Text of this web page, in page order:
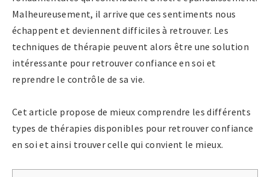
Malheureusement, il arrive que ces sentiments nous
échappent et deviennent difficiles à retrouver. Les
techniques de thérapie peuvent alors être une solution
intéressante pour retrouver confiance en soi et
reprendre le contrôle de sa vie.
Cet article propose de mieux comprendre les différents
types de thérapies disponibles pour retrouver confiance
en soi et ainsi trouver celle qui convient le mieux.